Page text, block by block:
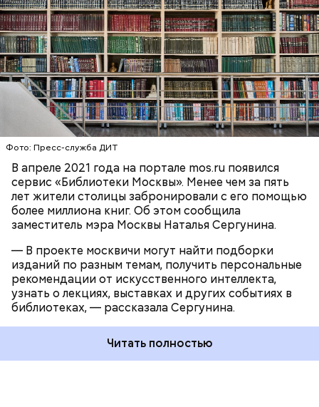
Фото: Пресс-служба ДИТ
В апреле 2021 года на портале mos.ru появился
сервис «Библиотеки Москвы». Менее чем за пять
лет жители столицы забронировали с его помощью
более миллиона книг. Об этом сообщила
заместитель мэра Москвы Наталья Сергунина.
— В проекте москвичи могут найти подборки
изданий по разным темам, получить персональные
рекомендации от искусственного интеллекта,
узнать о лекциях, выставках и других событиях в
библиотеках, — рассказала Сергунина.
Она добавила, что каталог платформы объединяет
информацию о фондах всех 440 городских
библиотек. В список самых востребованных
русских классиков входят Максим Горький,
Александр Грибоедов, Иван Тургенев, Михаил
Шолохов и Федор Достоевский.
Читать полностью
НАТАЛЬЯ СЕРГУНИНА
МОСКВА
БИБЛИОТЕКИ